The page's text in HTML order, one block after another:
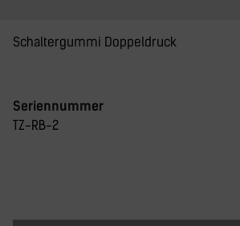
Schaltergummi Doppeldruck
Seriennummer
TZ-RB-2